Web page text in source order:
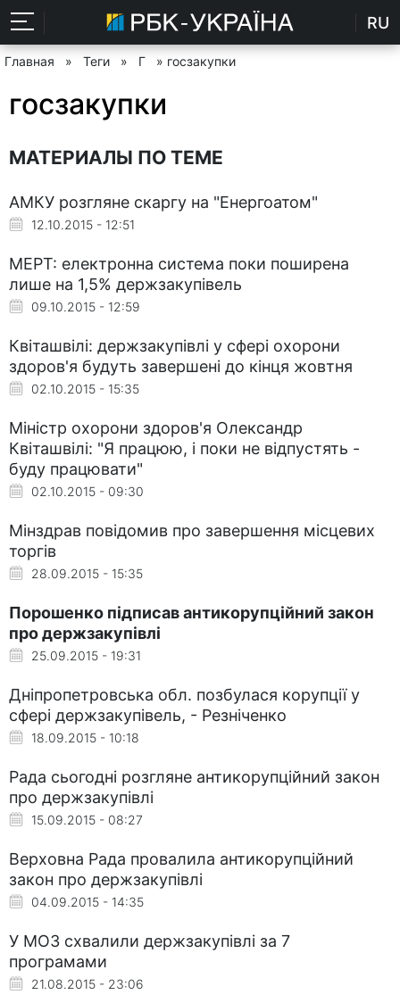
RU
Главная » Теги » Г » госзакупки
госзакупки
МАТЕРИАЛЫ ПО ТЕМЕ
АМКУ розгляне скаргу на "Енергоатом"
12.10.2015 - 12:51
МЕРТ: електронна система поки поширена
лише на 1,5% держзакупівель
09.10.2015 - 12:59
Квіташвілі: держзакупівлі у сфері охорони
здоров'я будуть завершені до кінця жовтня
02.10.2015 - 15:35
Міністр охорони здоров'я Олександр
Квіташвілі: "Я працюю, і поки не відпустять -
буду працювати"
02.10.2015 - 09:30
Мінздрав повідомив про завершення місцевих
торгів
28.09.2015 - 15:35
Порошенко підписав антикорупційний закон
про держзакупівлі
25.09.2015 - 19:31
Дніпропетровська обл. позбулася корупції у
сфері держзакупівель, - Резніченко
18.09.2015 - 10:18
Рада сьогодні розгляне антикорупційний закон
про держзакупівлі
15.09.2015 - 08:27
Верховна Рада провалила антикорупційний
закон про держзакупівлі
04.09.2015 - 14:35
У МОЗ схвалили держзакупівлі за 7
програмами
21.08.2015 - 23:06